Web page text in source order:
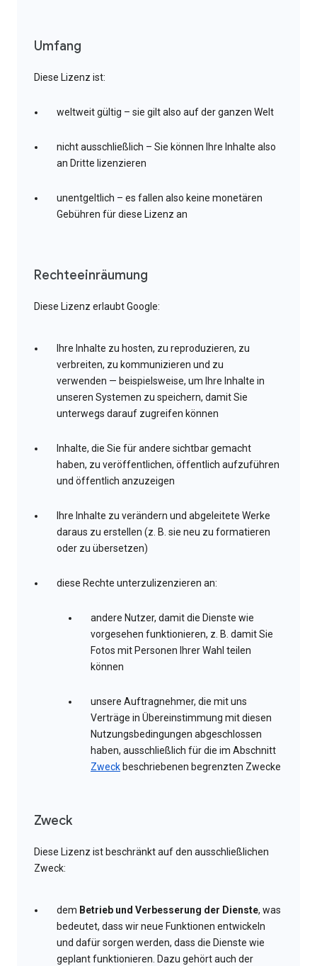
Umfang
Diese Lizenz ist:
weltweit gültig – sie gilt also auf der ganzen Welt
nicht ausschließlich – Sie können Ihre Inhalte also
an Dritte lizenzieren
unentgeltlich – es fallen also keine monetären
Gebühren für diese Lizenz an
Rechteeinräumung
Diese Lizenz erlaubt Google:
Ihre Inhalte zu hosten, zu reproduzieren, zu
verbreiten, zu kommunizieren und zu
verwenden — beispielsweise, um Ihre Inhalte in
unseren Systemen zu speichern, damit Sie
unterwegs darauf zugreifen können
Inhalte, die Sie für andere sichtbar gemacht
haben, zu veröffentlichen, öffentlich aufzuführen
und öffentlich anzuzeigen
Ihre Inhalte zu verändern und abgeleitete Werke
daraus zu erstellen (z. B. sie neu zu formatieren
oder zu übersetzen)
diese Rechte unterzulizenzieren an:
andere Nutzer, damit die Dienste wie
vorgesehen funktionieren, z. B. damit Sie
Fotos mit Personen Ihrer Wahl teilen
können
unsere Auftragnehmer, die mit uns
Verträge in Übereinstimmung mit diesen
Nutzungsbedingungen abgeschlossen
haben, ausschließlich für die im Abschnitt
Zweck beschriebenen begrenzten Zwecke
Zweck
Diese Lizenz ist beschränkt auf den ausschließlichen
Zweck:
dem Betrieb und Verbesserung der Dienste, was
bedeutet, dass wir neue Funktionen entwickeln
und dafür sorgen werden, dass die Dienste wie
geplant funktionieren. Dazu gehört auch der